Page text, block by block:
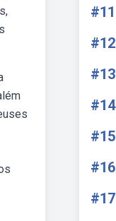
#11
#12
#13
#14
#15
#16
#17